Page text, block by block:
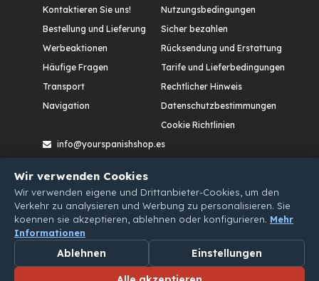
Kontaktieren Sie uns!
Bestellung und Lieferung
Werbeaktionen
Häufige Fragen
Transport
Navigation
Nutzungsbedingungen
Sicher bezahlen
Rücksendung und Erstattung
Tarife und Lieferbedingungen
Rechtlicher Hinweis
Datenschutzbestimmungen
Cookie Richtlinien
info@yourspanishshop.es
47012 – Valladolid. España
Wir verwenden Cookies
Wir verwenden eigene und Drittanbieter-Cookies, um den
Verkehr zu analysieren und Werbung zu personalisieren. Sie
koennen sie akzeptieren, ablehnen oder konfigurieren. Mehr
Informationen
Ablehnen Einstellungen